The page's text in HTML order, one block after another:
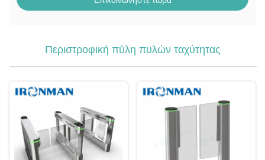
Περιστροφική πύλη πυλών ταχύτητας